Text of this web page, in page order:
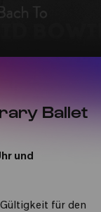
Ballet
und
für den